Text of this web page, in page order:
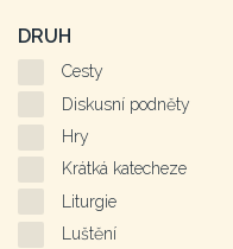
DRUH
Cesty
Diskusní podněty
Hry
Krátká katecheze
Liturgie
Luštění